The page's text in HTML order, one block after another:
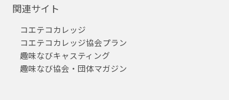
関連サイト
コエテコカレッジ
コエテコカレッジ協会プラン
趣味なびキャスティング
趣味なび協会・団体マガジン